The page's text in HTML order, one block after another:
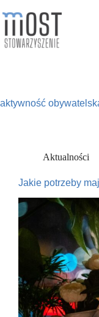
do
aktywność
Aktualności
Jakie potrzeby